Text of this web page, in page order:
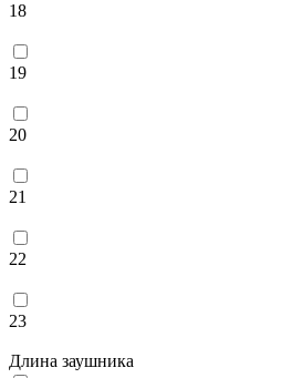
18
19
20
21
22
23
Длина заушника